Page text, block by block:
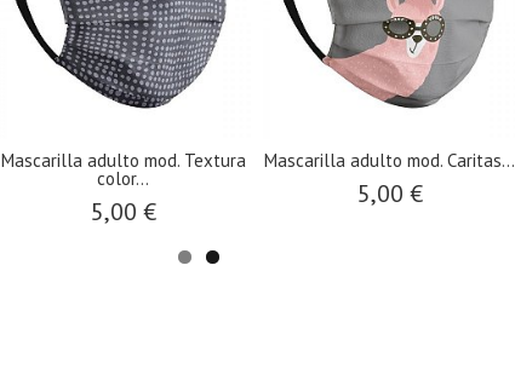
Mascarilla adulto mod. Textura
color...
5,00 €
​Mascarilla adulto mod. Caritas...
5,00 €